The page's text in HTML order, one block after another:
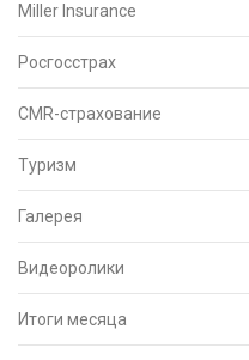
Miller Insurance
Росгосстрах
CMR-страхование
Туризм
Галерея
Видеоролики
Итоги месяца